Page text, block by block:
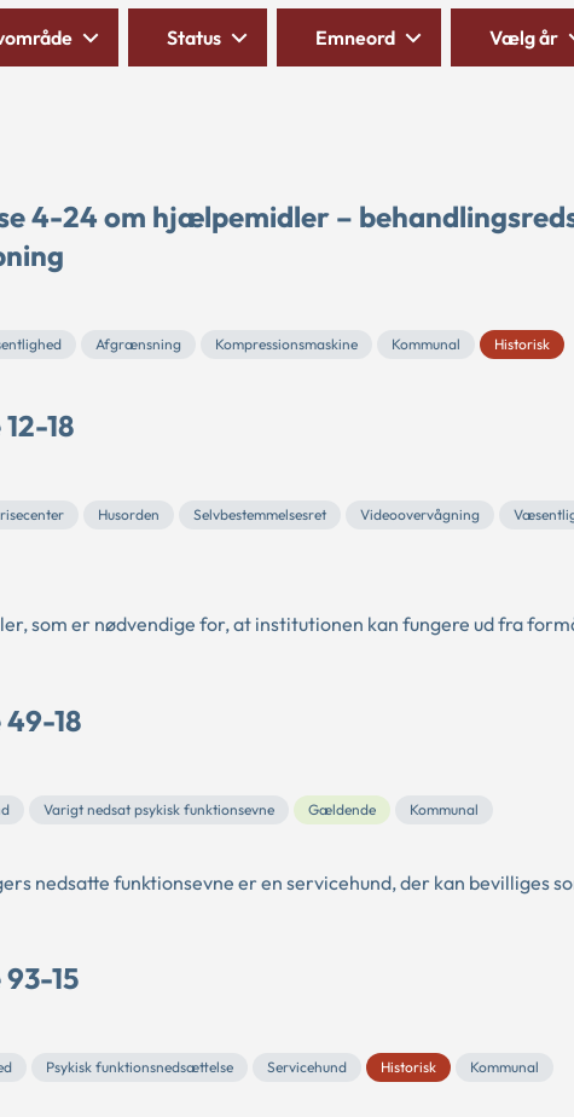
Status Emneord Vælg år
4-24 om hjælpemidler –
Afgrænsning Kompressionsmaskine Kommunal Historisk
18
Husorden Selvbestemmelsesret Videoovervågning
som er nødvendige for, at institutionen kan fungere ud fra
18
Varigt nedsat psykisk funktionsevne Gældende Kommunal
nedsatte funktionsevne er en servicehund, der kan bevilliges
15
Psykisk funktionsnedsættelse Servicehund Historisk Kommunal